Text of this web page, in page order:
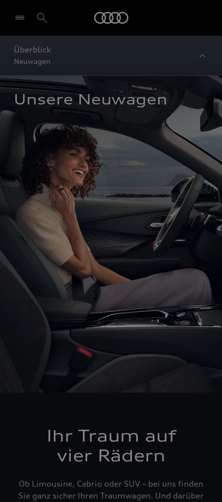
Überblick
Neuwagen
Unsere Neuwagen
Ihr Traum auf
vier Rädern
Ob Limousine, Cabrio oder SUV – bei uns finden
Sie ganz sicher Ihren Traumwagen. Und darüber